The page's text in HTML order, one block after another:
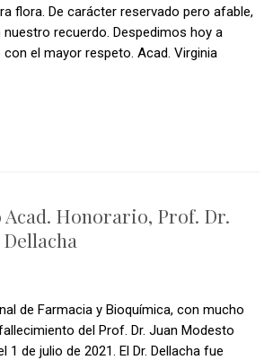
flora. De carácter reservado pero afable,
nuestro recuerdo. Despedimos hoy a
el mayor respeto. Acad. Virginia
Honorario, Prof. Dr.
de Farmacia y Bioquímica, con mucho
del Prof. Dr. Juan Modesto
1 de julio de 2021. El Dr. Dellacha fue